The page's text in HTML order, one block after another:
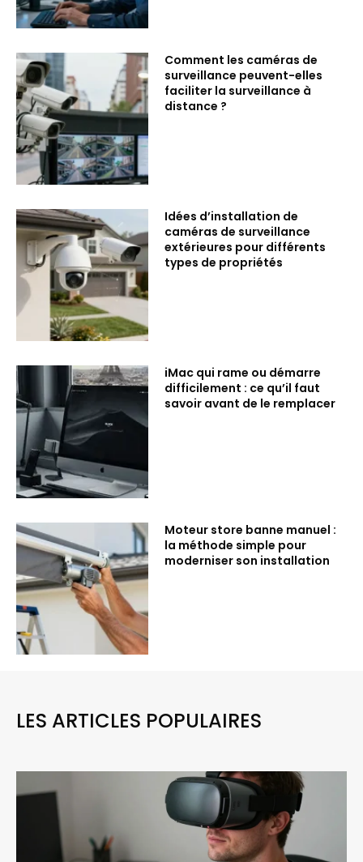
Comment les caméras de
surveillance peuvent-elles
faciliter la surveillance à
distance ?
Idées d’installation de
caméras de surveillance
extérieures pour différents
types de propriétés
iMac qui rame ou démarre
difficilement : ce qu’il faut
savoir avant de le remplacer
Moteur store banne manuel :
la méthode simple pour
moderniser son installation
LES ARTICLES POPULAIRES